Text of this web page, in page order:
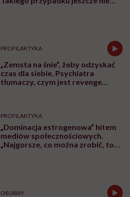
PROFILAKTYKA
„Zemsta na śnie”, żeby odzyskać
czas dla siebie. Psychiatra
tłumaczy, czym jest revenge
PROFILAKTYKA
„Dominacja estrogenowa” hitem
mediów społecznościowych.
„Najgorsze, co można zrobić, to
OBJAWY